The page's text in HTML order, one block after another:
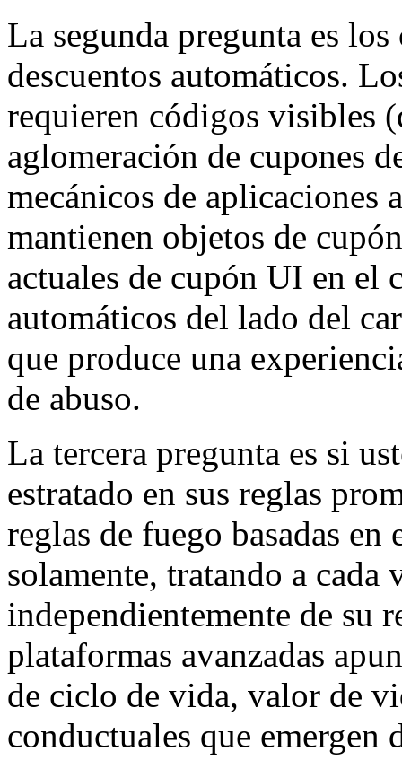
La segunda pregunta es
descuentos automáticos.
requieren códigos visibles
aglomeración de cupones
mecánicos de aplicaciones
mantienen objetos de
actuales de cupón UI en el
automáticos del lado del
que produce una
de abuso.
La tercera pregunta es si
estratado en sus reglas
reglas de fuego basadas
solamente, tratando a
independientemente de su
plataformas avanzadas
de ciclo de vida, valor de
conductuales que